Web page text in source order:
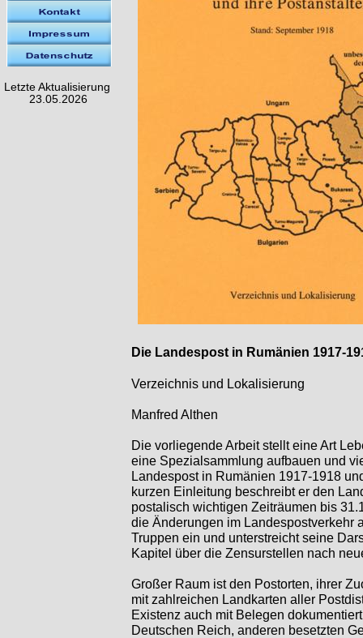
Letzte Aktualisierung
23.05.2026
Die Landespost in Rumänien 1917-
Verzeichnis und Lokalisierung
Manfred Althen
Die vorliegende Arbeit stellt eine Art
eine Spezialsammlung aufbauen und
Landespost in Rumänien 1917-1918
kurzen Einleitung beschreibt er den
postalisch wichtigen Zeiträumen bis
die Änderungen im Landespostverkehr
Truppen ein und unterstreicht seine
Kapitel über die Zensurstellen nach
Großer Raum ist den Postorten, ihrer
mit zahlreichen Landkarten aller
Existenz auch mit Belegen
Deutschen Reich, anderen besetzten